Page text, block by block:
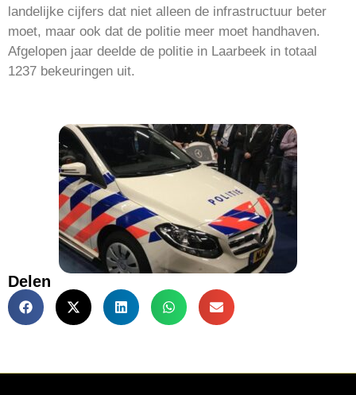
landelijke cijfers dat niet alleen de infrastructuur beter
moet, maar ook dat de politie meer moet handhaven.
Afgelopen jaar deelde de politie in Laarbeek in totaal
1237 bekeuringen uit.
Delen